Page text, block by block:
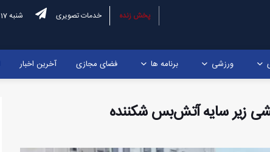
پخش زنده خدمات تصویری شنبه 17 مرداد 1405
ورزشی برنامه ها فضای مجازی آخرین اخبار
زیر سایه آتش‌بس شکننده